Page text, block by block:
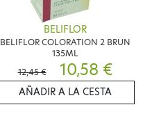
BELIFLOR
BELIFLOR COLORATION 2 BRUN
135ML
12,45 €
10,58 €
AÑADIR A LA CESTA